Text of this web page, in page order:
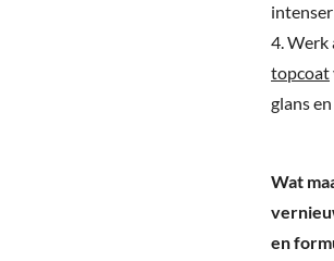
4. Werk
topcoat
glans
Wat
en